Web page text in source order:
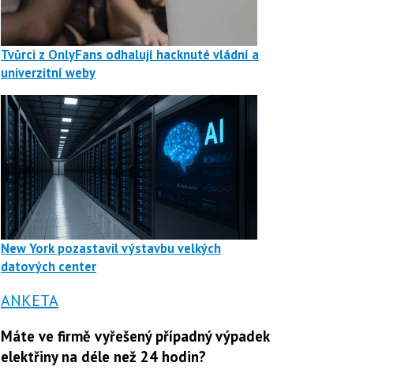
Tvůrci z OnlyFans odhalují hacknuté vládní a
univerzitní weby
New York pozastavil výstavbu velkých
datových center
ANKETA
Máte ve firmě vyřešený případný výpadek
elektřiny na déle než 24 hodin?